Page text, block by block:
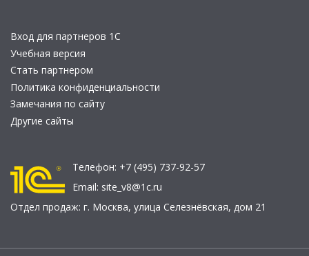
Вход для партнеров 1С
Учебная версия
Стать партнером
Политика конфиденциальности
Замечания по сайту
Другие сайты
Телефон: +7 (495) 737-92-57
Email: site_v8@1c.ru
Отдел продаж: г. Москва, улица Селезнёвская, дом 21